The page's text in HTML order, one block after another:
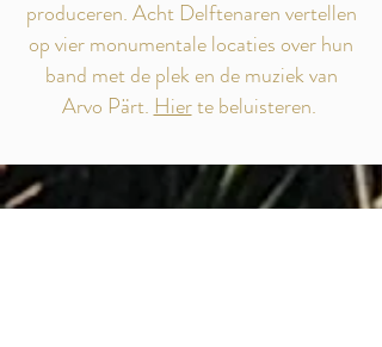
produceren. Acht Delftenaren vertellen
op vier monumentale locaties over hun
band met de plek en de muziek van
Arvo Pärt. Hierte beluisteren.